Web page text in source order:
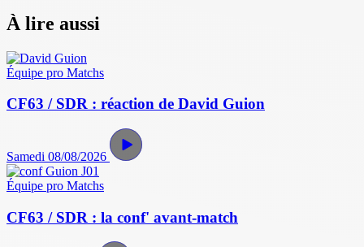
À lire aussi
Équipe pro Matchs
CF63 / SDR : réaction de David Guion
Samedi 08/08/2026
Équipe pro Matchs
CF63 / SDR : la conf' avant-match